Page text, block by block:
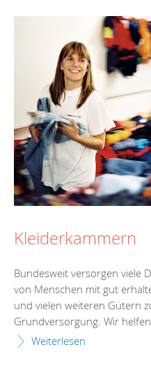
Kleiderkammern
Bundesweit versorgen viele
von Menschen mit gut
und vielen weiteren Gütern
Grundversorgung. Wir
Weiterlesen